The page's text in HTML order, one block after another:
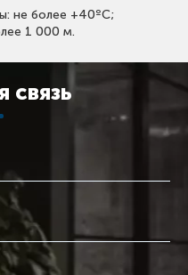
не более +40ºС;
1 000 м.
связь